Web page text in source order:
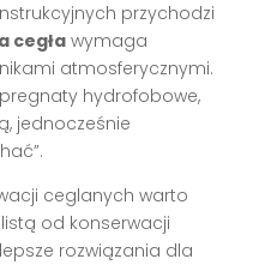
przychodzi
cegła wymaga
atmosferycznymi.
hydrofobowe,
jednocześnie
ceglanych warto
od konserwacji
rozwiązania dla